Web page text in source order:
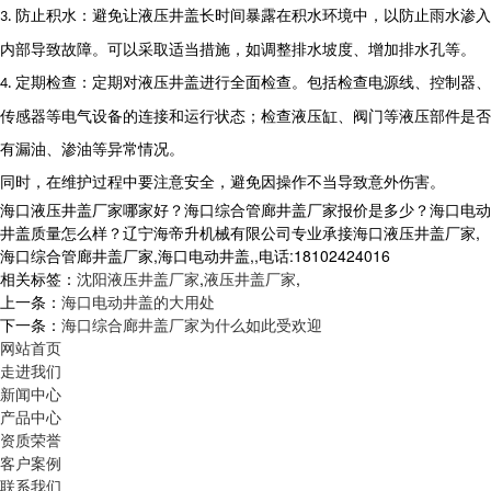
3. 防止积水：避免让液压井盖长时间暴露在积水环境中，以防止雨水渗入
内部导致故障。可以采取适当措施，如调整排水坡度、增加排水孔等。
4. 定期检查：定期对液压井盖进行全面检查。包括检查电源线、控制器、
传感器等电气设备的连接和运行状态；检查液压缸、阀门等液压部件是否
有漏油、渗油等异常情况。
同时，在维护过程中要注意安全，避免因操作不当导致意外伤害。
海口液压井盖厂家哪家好？海口综合管廊井盖厂家报价是多少？海口电动
井盖质量怎么样？辽宁海帝升机械有限公司专业承接海口液压井盖厂家,
海口综合管廊井盖厂家,海口电动井盖,,电话:18102424016
相关标签： 沈阳液压井盖厂家,液压井盖厂家,
上一条： 海口电动井盖的大用处
下一条： 海口综合廊井盖厂家为什么如此受欢迎
网站首页
走进我们
新闻中心
产品中心
资质荣誉
客户案例
联系我们